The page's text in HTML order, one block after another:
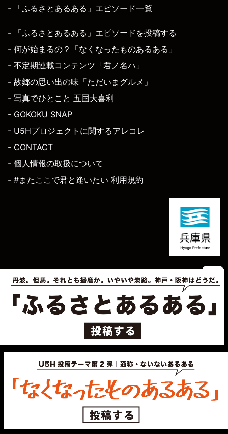
- 「ふるさとあるある」エピソード一覧
- 「ふるさとあるある」エピソードを投稿する
- 何が始まるの？「なくなったものあるある」
- 不定期連載コンテンツ「君ノ名ハ」
- 故郷の思い出の味「ただいまグルメ」
- 写真でひとこと 五国大喜利
- GOKOKU SNAP
- U5Hプロジェクトに関するアレコレ
- CONTACT
- 個人情報の取扱について
- #またここで君と逢いたい 利用規約